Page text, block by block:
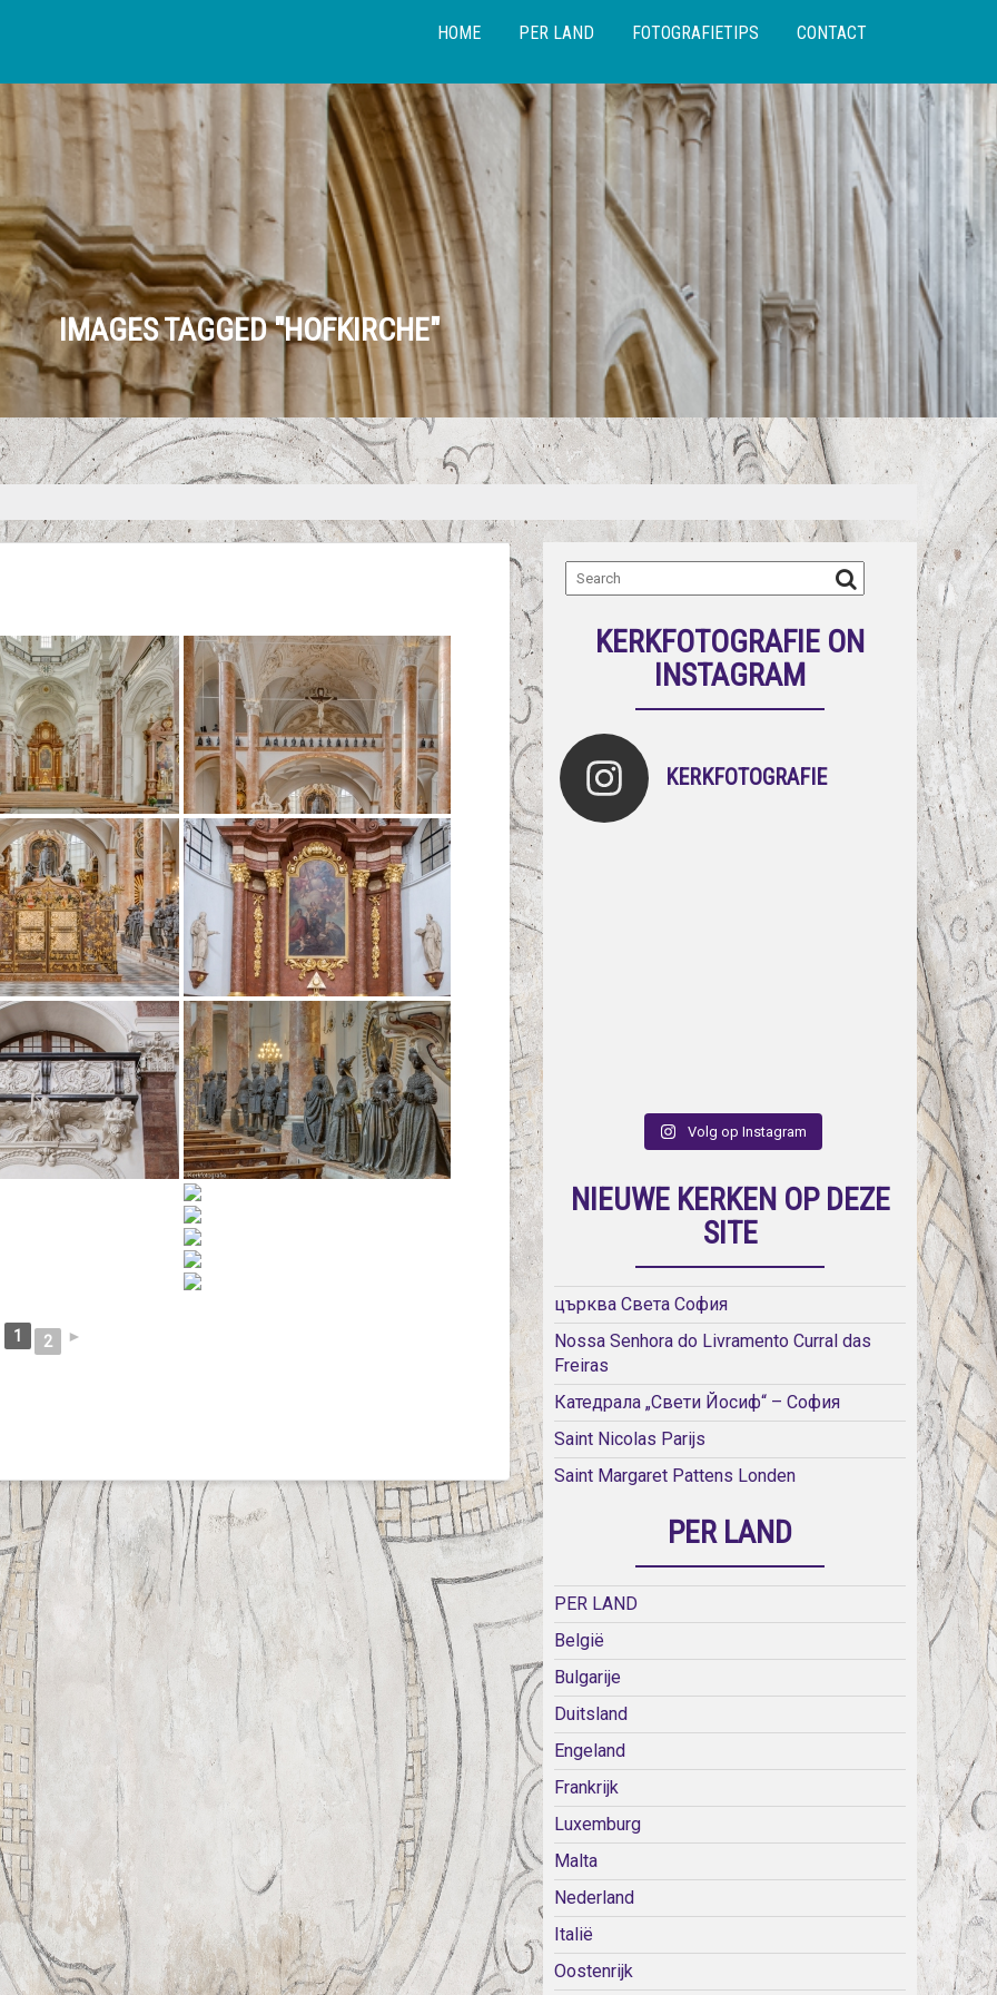
HOME PER LAND FOTOGRAFIETIPS CONTACT
IMAGES TAGGED "HOFKIRCHE"
1 2 ►
KERKFOTOGRAFIE ON
INSTAGRAM
KERKFOTOGRAFIE
Volg op Instagram
NIEUWE KERKEN OP DEZE
SITE
църква Света София
Nossa Senhora do Livramento Curral das
Freiras
Катедрала „Свети Йосиф“ – София
Saint Nicolas Parijs
Saint Margaret Pattens Londen
PER LAND
PER LAND
België
Bulgarije
Duitsland
Engeland
Frankrijk
Luxemburg
Malta
Nederland
Italië
Oostenrijk